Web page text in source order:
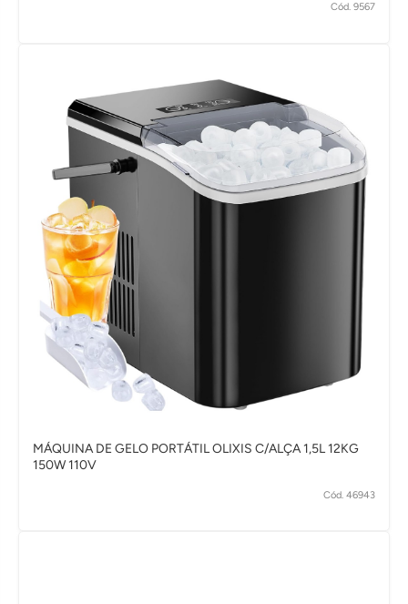
Cód. 9567
MÁQUINA DE GELO PORTÁTIL OLIXIS C/ALÇA 1,5L 12KG
150W 110V
Cód. 46943